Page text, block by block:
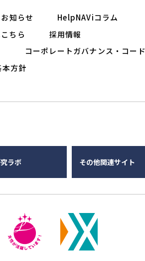
お知らせ
HelpNAViコラム
ちら
採用情報
コーポレートガバナンス・コード
方針
ラボ その他関連サイト